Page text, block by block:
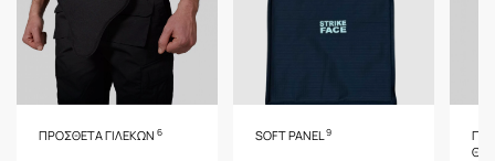
ΠΡΌΣΘΕΤΑ ΓΙΛΕΚΏΝ 6 SOFT PANEL9